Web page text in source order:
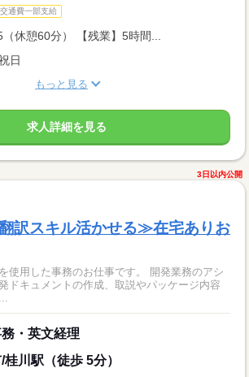
交通費一部支給
休憩60分） 【残業】5時間...
日
もっと見る
求人詳細を見る
3日以内公開
訳スキル活かせる≫在宅ありお
使用した事務のお仕事です。 開発業務のアシ
ドキュメントの作成、取説やパッケージ内容
・英文経理
川駅（徒歩 5分）